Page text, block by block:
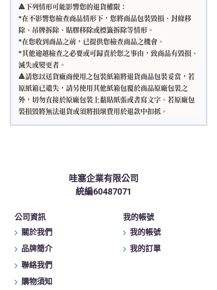
🔺下列情形可能影響您的退貨權限：
*在不影響您檢查商品情形下，您將商品包裝毀損、封條移
除、吊牌拆除、貼膠移除或標籤拆除等情形。
*在您收到商品之前，已提供您檢查商品之機會。
*其他逾越檢查之必要或可歸責於您之事由，致商品有毀損、
滅失或變更者。
🔺請您以送貨廠商使用之包裝紙箱將退貨商品包裝妥當，若
原紙箱已遺失，請另使用其他紙箱包覆於商品原廠包裝之
外，切勿直接於原廠包裝上黏貼紙張或書寫文字。若原廠包
裝損毀將無法退貨或須將損壞費用於退款中扣抵。
哇塞企業有限公司
統編60487071
公司資訊
關於我們
品牌簡介
聯絡我們
購物須知
我的帳號
我的帳號
我的訂單